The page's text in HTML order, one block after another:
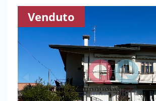
Venduto